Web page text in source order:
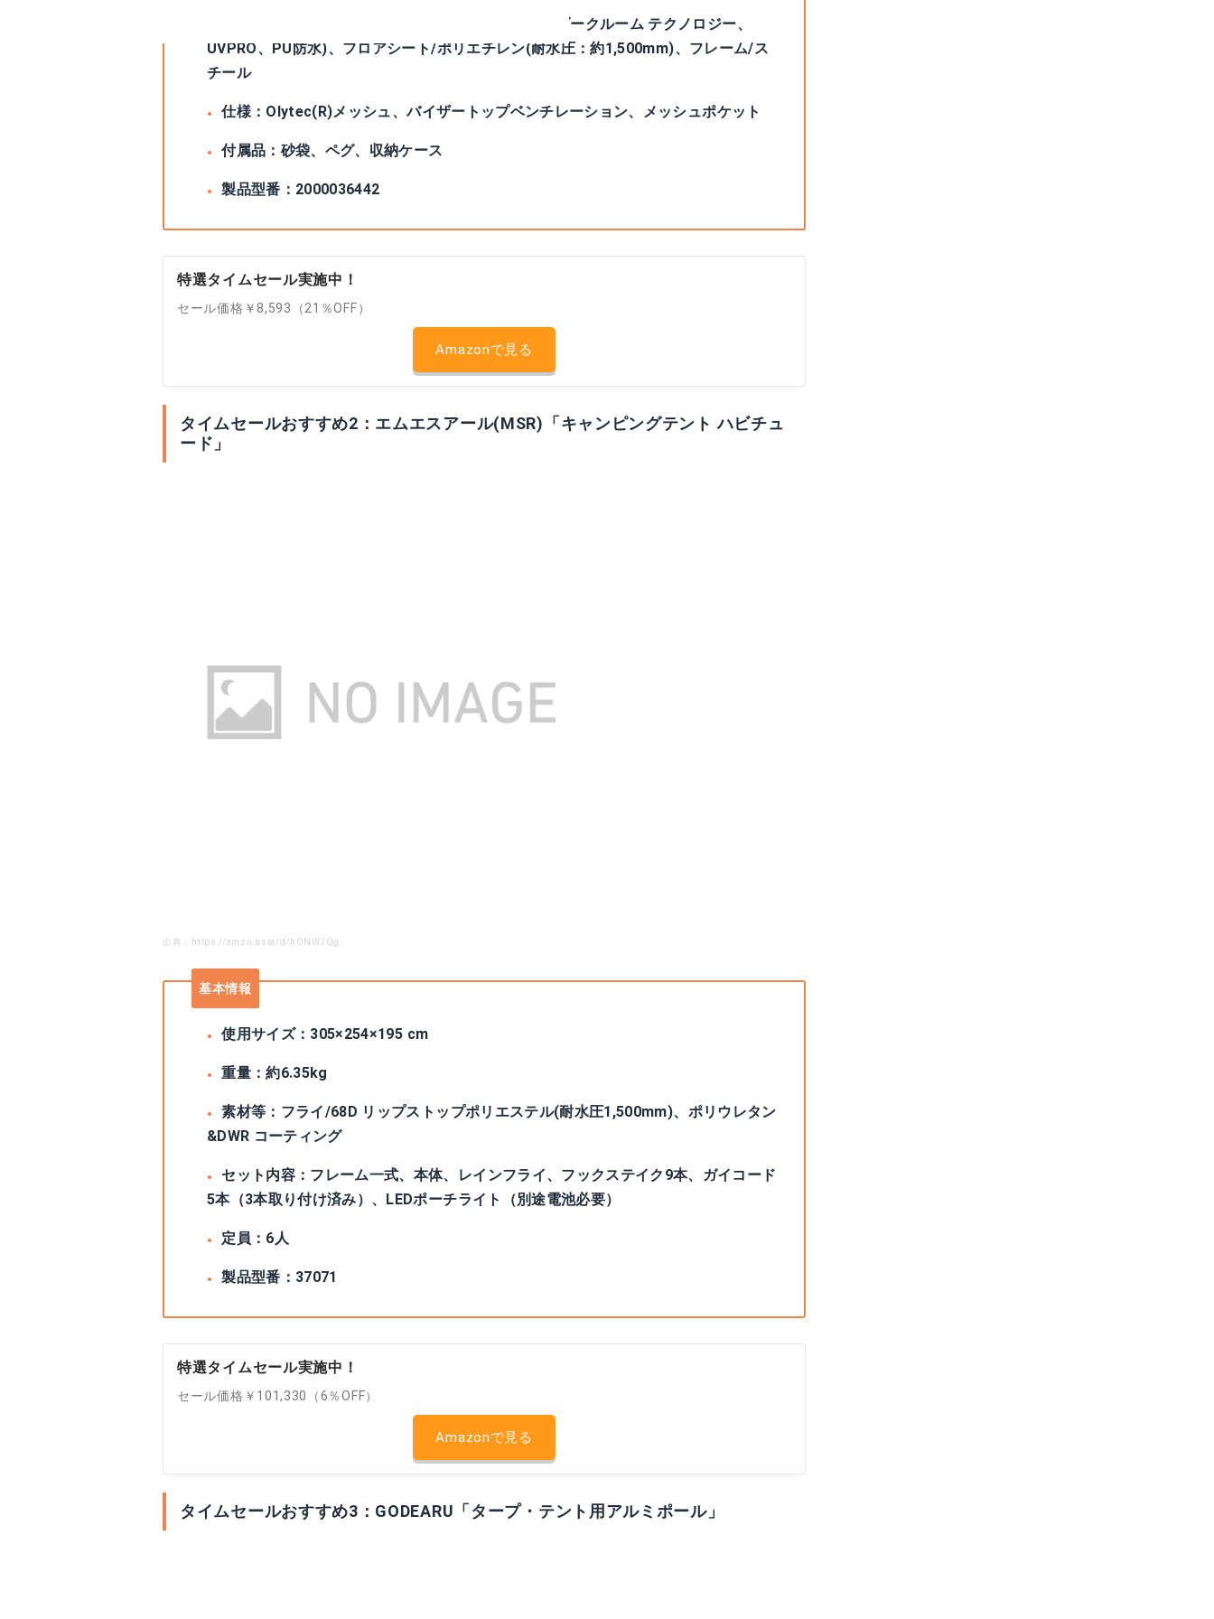
素材等：シェードスキン/75Dポリエステルタフタ(ダークルーム テクノロジー、
UVPRO、PU防水)、フロアシート/ポリエチレン(耐水圧：約1,500mm)、フレーム/ス
チール
仕様：Olytec(R)メッシュ、バイザートップベンチレーション、メッシュポケット
付属品：砂袋、ペグ、収納ケース
製品型番：‎2000036442
特選タイムセール実施中！
セール価格￥8,593（21％OFF）
Amazonで見る
タイムセールおすすめ2：エムエスアール(MSR)「キャンピングテント ハビチュ
ード」
出典：https://amzn.asia/d/hONW3Qg
基本情報
使用サイズ：‎305×254×195 cm
重量：約6.35kg
素材等：フライ/68D リップストップポリエステル(耐水圧1,500mm)、ポリウレタン
&DWR コーティング
セット内容：フレーム一式、本体、レインフライ、フックステイク9本、ガイコード
5本（3本取り付け済み）、LEDポーチライト（別途電池必要）
定員：‎6人
製品型番：37071
特選タイムセール実施中！
セール価格￥101,330（6％OFF）
Amazonで見る
タイムセールおすすめ3：GODEARU「タープ・テント用アルミポール」